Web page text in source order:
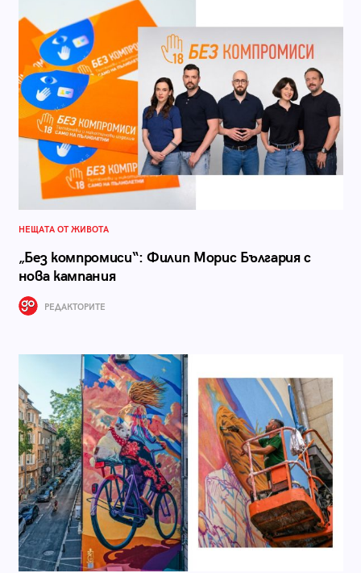
НЕЩАТА ОТ ЖИВОТА
„Без компромиси“: Филип Морис България с
нова кампания
РЕДАКТОРИТЕ